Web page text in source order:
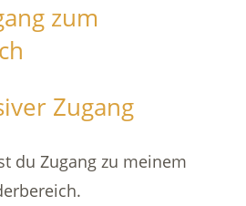
zum
Zugang
du Zugang zu meinem